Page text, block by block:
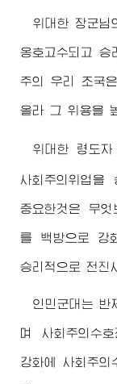
위대한 장군님
옹호고수되고 승
주의 우리 조국
올라 그 위용을
위대한 령도자
사회주의위업을
중요한것은 무엇
를 백방으로 강
승리적으로 전진
인민군대는 반
며 사회주의수
강화에 사회주의